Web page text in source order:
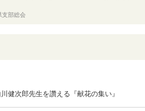
支部総会
健次郎先生を讚える『献花の集い』